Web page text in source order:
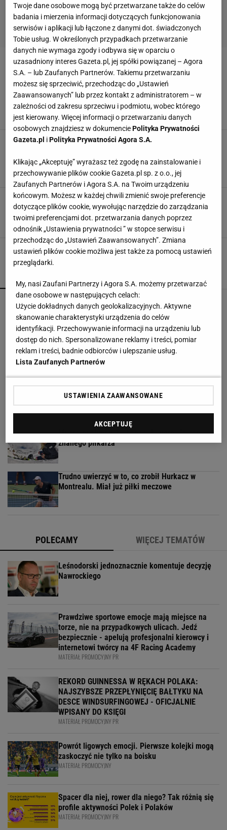
KUCHARSKI
Jeden grał z Wałęsą, obu kochała cała Polska.
"Świnia" odwróciła finał z Niemcami
SUBSKRYPCJA
Svitlica odpowiada Kucharskiemu: Ten pajac
głównym skautem na Bałkany
Tomasz Pazdyk,9 PAŹDZIERNIKA 2020, 16:29
Ekstraklasa. Radosław Kucharski nowym
dyrektorem sportowym Legii Warszawa
redakcja, 5 WRZEŚNIA 2018, 19:26
Wielki bieg Anastazji Kuś na 400 metrów. Polka
mistrzynią świata juniorek!
Rozstrzygnęli mecz Igi Świątek z Kostiuk. Koniec
w trzech setach
Jak teraz kupuje się nowy samochód w Polsce?
Rozmawiamy z ekspertem
MATERIAŁ PROMOCYJNY
Mistrzyni olimpijska kończy karierę. To żona
znanego piłkarza
Trudno uwierzyć w to, co zrobił Hurkacz w
Montrealu. Miał już piłki meczowe
POLECAMY WIĘCEJ TEMATÓW
Leśnodorski jednoznacznie komentuje decyzję
Nawrockiego
Prawdziwe sportowe emocje mają miejsce na
torze, nie na przypadkowych ulicach. Jedź
bezpiecznie - apelują profesjonalni kierowcy i
internetowi twórcy na 4F Racing Academy
MATERIAŁ PROMOCYJNY PR
REKORD GUINNESSA W RĘKACH POLAKA:
NAJSZYBSZE PRZEPŁYNIĘCIĘ BAŁTYKU NA
DESCE WINDSURFINGOWEJ - OFICJALNIE
WPISANY DO KSIĘGI
MATERIAŁ PROMOCYJNY PR
Powrót ligowych emocji. Pierwsze kolejki mogą
zaskoczyć nie tylko na boisku
MATERIAŁ PROMOCYJNY
Spacer dla niej, rower dla niego? Tak różnią się
profile aktywności Polek i Polaków
MATERIAŁ PROMOCYJNY PR
Twoje dane osobowe mogą być przetwarzane także do celów
badania i mierzenia informacji dotyczących funkcjonowania
serwisów i aplikacji lub łączone z danymi dot. świadczonych
Tobie usług. W określonych przypadkach przetwarzanie
danych nie wymaga zgody i odbywa się w oparciu o
uzasadniony interes Gazeta.pl, jej spółki powiązanej – Agora
S.A. – lub Zaufanych Partnerów. Takiemu przetwarzaniu
możesz się sprzeciwić, przechodząc do „Ustawień
Zaawansowanych” lub przez kontakt z administratorem – w
zależności od zakresu sprzeciwu i podmiotu, wobec którego
jest kierowany. Więcej informacji o przetwarzaniu danych
osobowych znajdziesz w dokumenciePolityka Prywatności
Gazeta.pl iPolityka Prywatności Agora S.A.
Klikając „Akceptuję” wyrażasz też zgodę na zainstalowanie i
przechowywanie plików cookie Gazeta.pl sp. z o.o., jej
Zaufanych Partnerów i Agora S.A. na Twoim urządzeniu
końcowym. Możesz w każdej chwili zmienić swoje preferencje
dotyczące plików cookie, wywołując narzędzie do zarządzania
twoimi preferencjami dot. przetwarzania danych poprzez
odnośnik „Ustawienia prywatności ” w stopce serwisu i
przechodząc do „Ustawień Zaawansowanych”. Zmiana
ustawień plików cookie możliwa jest także za pomocą ustawień
przeglądarki.
My, nasi Zaufani Partnerzy i Agora S.A. możemy przetwarzać
dane osobowe w następujących celach:
Użycie dokładnych danych geolokalizacyjnych. Aktywne
skanowanie charakterystyki urządzenia do celów
identyfikacji. Przechowywanie informacji na urządzeniu lub
dostęp do nich. Spersonalizowane reklamy i treści, pomiar
reklam i treści, badnie odbiorców i ulepszanie usług.
Lista Zaufanych Partnerów
USTAWIENIA ZAAWANSOWANE
AKCEPTUJĘ